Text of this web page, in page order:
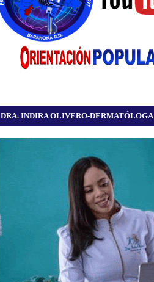
DRA. INDIRA OLIVERO-DERMATÓLOGA